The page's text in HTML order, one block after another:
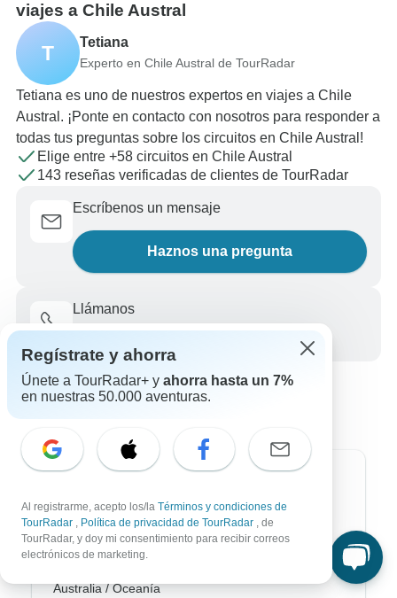
viajes a Chile Austral
T Tetiana
Experto en Chile Austral de TourRadar
Tetiana es uno de nuestros expertos en viajes a Chile
Austral. ¡Ponte en contacto con nosotros para responder a
todas tus preguntas sobre los circuitos en Chile Austral!
Elige entre +58 circuitos en Chile Austral
143 reseñas verificadas de clientes de TourRadar
Escríbenos un mensaje
Haznos una pregunta
Llámanos
África
Asia
Australia / Oceanía
Regístrate y ahorra
Únete a TourRadar+ y ahorra hasta un 7%
en nuestras 50.000 aventuras.
Al registrarme, acepto los/la Términos y condiciones de
TourRadar , Política de privacidad de TourRadar , de
TourRadar, y doy mi consentimiento para recibir correos
electrónicos de marketing.